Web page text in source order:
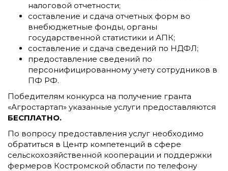
налоговой отчетности;
составление и сдача отчетных форм во
внебюджетные фонды, органы
государственной статистики и АПК;
составление и сдача сведений по НДФЛ;
предоставление сведений по
персонифицированному учету сотрудников в
ПФ РФ.
Победителям конкурса на получение гранта
«Агростартап» указанные услуги предоставляются
БЕСПЛАТНО.
По вопросу предоставления услуг необходимо
обратиться в Центр компетенций в сфере
сельскохозяйственной кооперации и поддержки
фермеров Костромской области по телефону